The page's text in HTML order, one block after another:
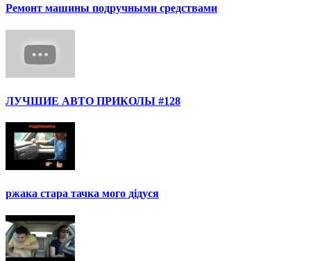
Ремонт машины подручными средствами
ЛУЧШИЕ АВТО ПРИКОЛЫ #128
ржака стара тачка мого дідуся